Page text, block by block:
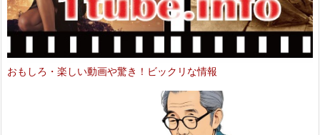
おもしろ・楽しい動画や驚き！ビックリな情報